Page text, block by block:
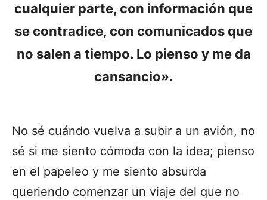
cualquier parte, con información que
se contradice, con comunicados que
no salen a tiempo. Lo pienso y me da
cansancio».
No sé cuándo vuelva a subir a un avión, no
sé si me siento cómoda con la idea; pienso
en el papeleo y me siento absurda
queriendo comenzar un viaje del que no